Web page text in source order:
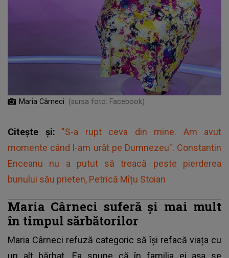
Maria Cârneci (sursa foto: Facebook)
Citește și: "S-a rupt ceva din mine. Am avut
momente când l-am urât pe Dumnezeu". Constantin
Enceanu nu a putut să treacă peste pierderea
bunului său prieten, Petrică Mîțu Stoian
Maria Cârneci suferă și mai mult
în timpul sărbătorilor
Maria Cârneci refuză categoric să își refacă viața cu
un alt bărbat. Ea spune că în familia ei așa se